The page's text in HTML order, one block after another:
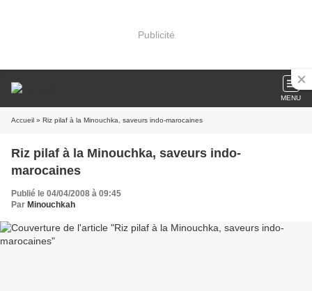
Publicité
MENU
Accueil » Riz pilaf à la Minouchka, saveurs indo-marocaines
Riz pilaf à la Minouchka, saveurs indo-
marocaines
Publié le 04/04/2008 à 09:45
Par Minouchkah